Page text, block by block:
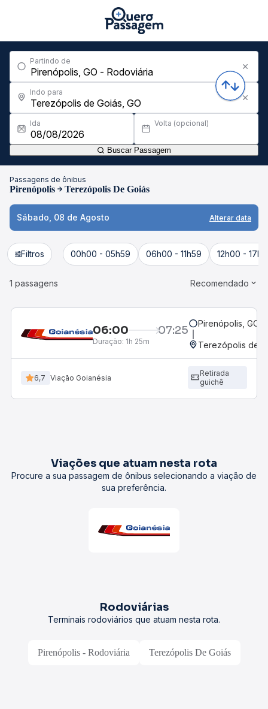
Partindo de
Indo para
Ida Volta (opcional)
Buscar Passagem
Passagens de ônibus
Pirenópolis Terezópolis De Goiás
Sábado, 08 de Agosto Alterar data
Filtros 00h00 - 05h59 06h00 - 11h59 12h00 -
1 passagens Recomendado
06:00 07:25
Duração: 1h 25m
Pirenópolis, GO
Terezópolis de
6,7 Viação Goianésia
Retirada
guichê
Viações que atuam nesta rota
Procure a sua passagem de ônibus selecionando a viação de
sua preferência.
Rodoviárias
Terminais rodoviários que atuam nesta rota.
Pirenópolis - Rodoviária Terezópolis De Goiás